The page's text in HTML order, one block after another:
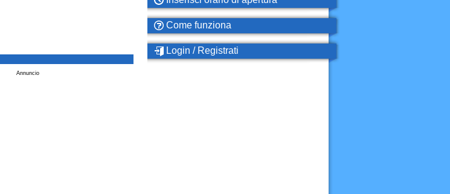
Annuncio
Come funziona
Login / Registrati